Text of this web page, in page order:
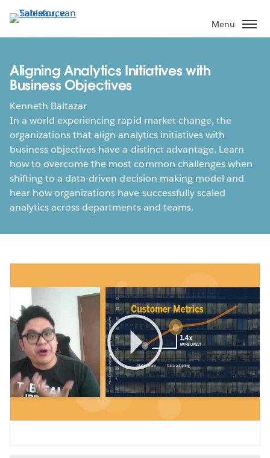
Verder
naar
hoofdinhoud
Menu
Aligning Analytics Initiatives with
Business Objectives
Kenneth Baltazar
In a world experiencing rapid market change, the
organizations that align analytics initiatives with
business objectives have a distinct advantage. Learn
how to overcome the most common challenges when
shifting to a data-driven decision making model and
hear how organizations have successfully scaled
analytics across departments and teams.
Play
Video